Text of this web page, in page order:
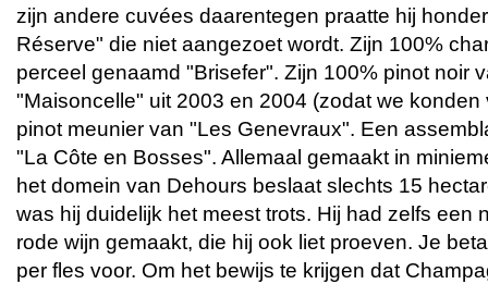
zijn andere cuvées daarentegen praatte hij
Réserve" die niet aangezoet wordt. Zijn 100%
perceel genaamd "Brisefer". Zijn 100% pinot noir
"Maisoncelle" uit 2003 en 2004 (zodat we konden
pinot meunier van "Les Genevraux". Een
"La Côte en Bosses". Allemaal gemaakt in
het domein van Dehours beslaat slechts 15
was hij duidelijk het meest trots. Hij had zelfs een
rode wijn gemaakt, die hij ook liet proeven. Je
per fles voor. Om het bewijs te krijgen dat